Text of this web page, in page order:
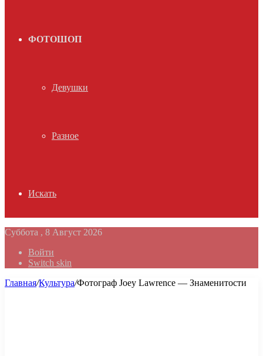
ФОТОШОП
Девушки
Разное
Искать
Суббота , 8 Август 2026
Войти
Switch skin
Главная/Культура/Фотограф Joey Lawrence — Знаменитости